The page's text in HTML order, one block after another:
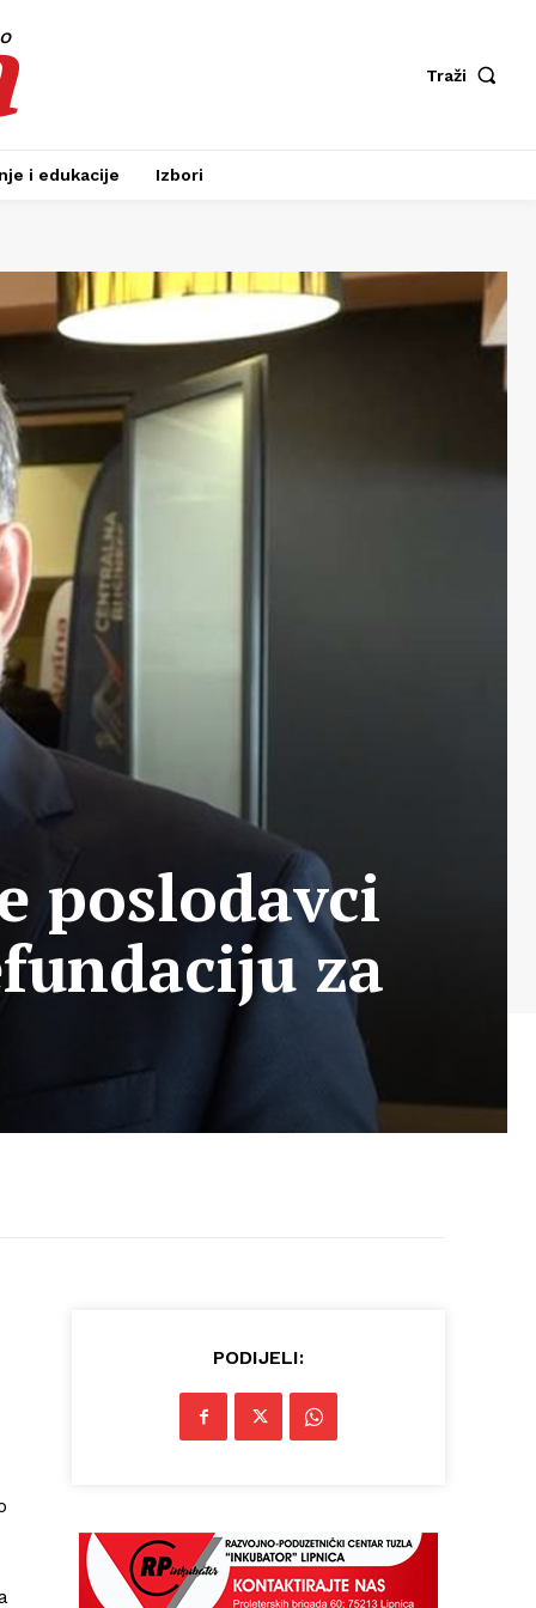
Traži
i edukacije Izbori
poslodavci
za
PODIJELI: